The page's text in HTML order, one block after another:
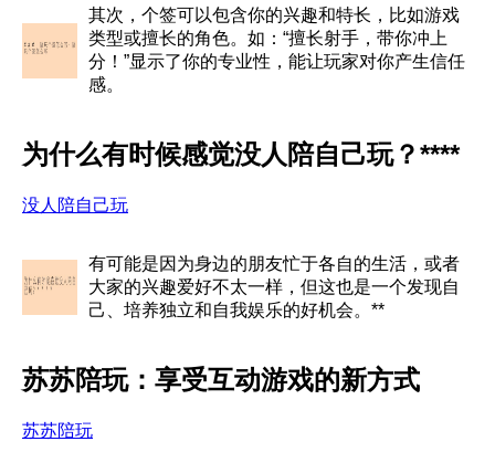
其次，个签可以包含你的兴趣和特长，比如游戏
类型或擅长的角色。如：“擅长射手，带你冲上
分！”显示了你的专业性，能让玩家对你产生信任
感。
为什么有时候感觉没人陪自己玩？****
没人陪自己玩
有可能是因为身边的朋友忙于各自的生活，或者
大家的兴趣爱好不太一样，但这也是一个发现自
己、培养独立和自我娱乐的好机会。**
苏苏陪玩：享受互动游戏的新方式
苏苏陪玩